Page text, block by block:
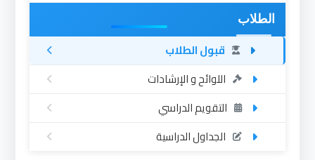
الطلاب
قبول الطلاب
اللوائح و الإرشادات
التقويم الدراسي
الجداول الدراسية